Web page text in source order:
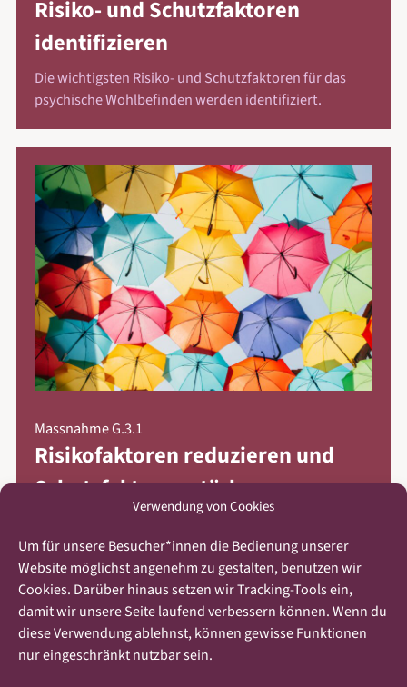
Verwendung von Cookies
Um für unsere Besucher*innen die Bedienung unserer
Website möglichst angenehm zu gestalten, benutzen wir
Cookies. Darüber hinaus setzen wir Tracking-Tools ein,
damit wir unsere Seite laufend verbessern können. Wenn du
diese Verwendung ablehnst, können gewisse Funktionen
nur eingeschränkt nutzbar sein.
Risiko- und Schutzfaktoren
identifizieren
Die wichtigsten Risiko- und Schutzfaktoren für das
psychische Wohlbefinden werden identifiziert.
Massnahme G.3.1
Risikofaktoren reduzieren und
Schutzfaktoren stärken
um die Schutzfaktoren zu stärken und die
Risikofaktoren zu…